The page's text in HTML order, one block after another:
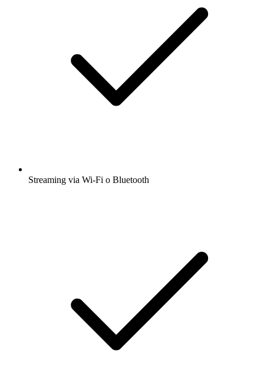
Streaming via Wi-Fi o Bluetooth